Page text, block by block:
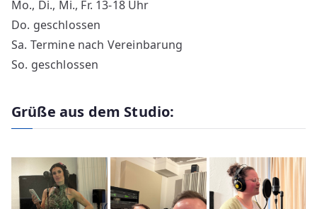
Mo., Di., Mi., Fr. 13-18 Uhr
Do. geschlossen
Sa. Termine nach Vereinbarung
So. geschlossen
Grüße aus dem Studio: